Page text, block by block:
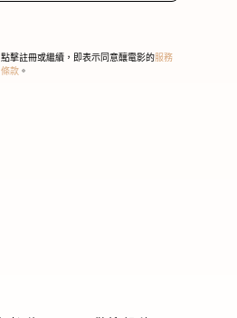
點擊註冊或繼續，即表示同意釀電影的服務
條款 。